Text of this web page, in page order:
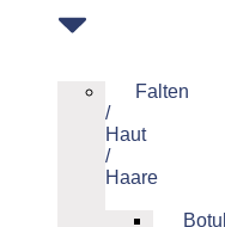
Falten
/
Haut
/
Haare